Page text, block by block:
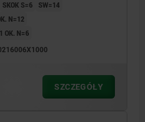
SKOK S=6
SW=14
N=12
OK. N=6
SZCZEGÓŁY